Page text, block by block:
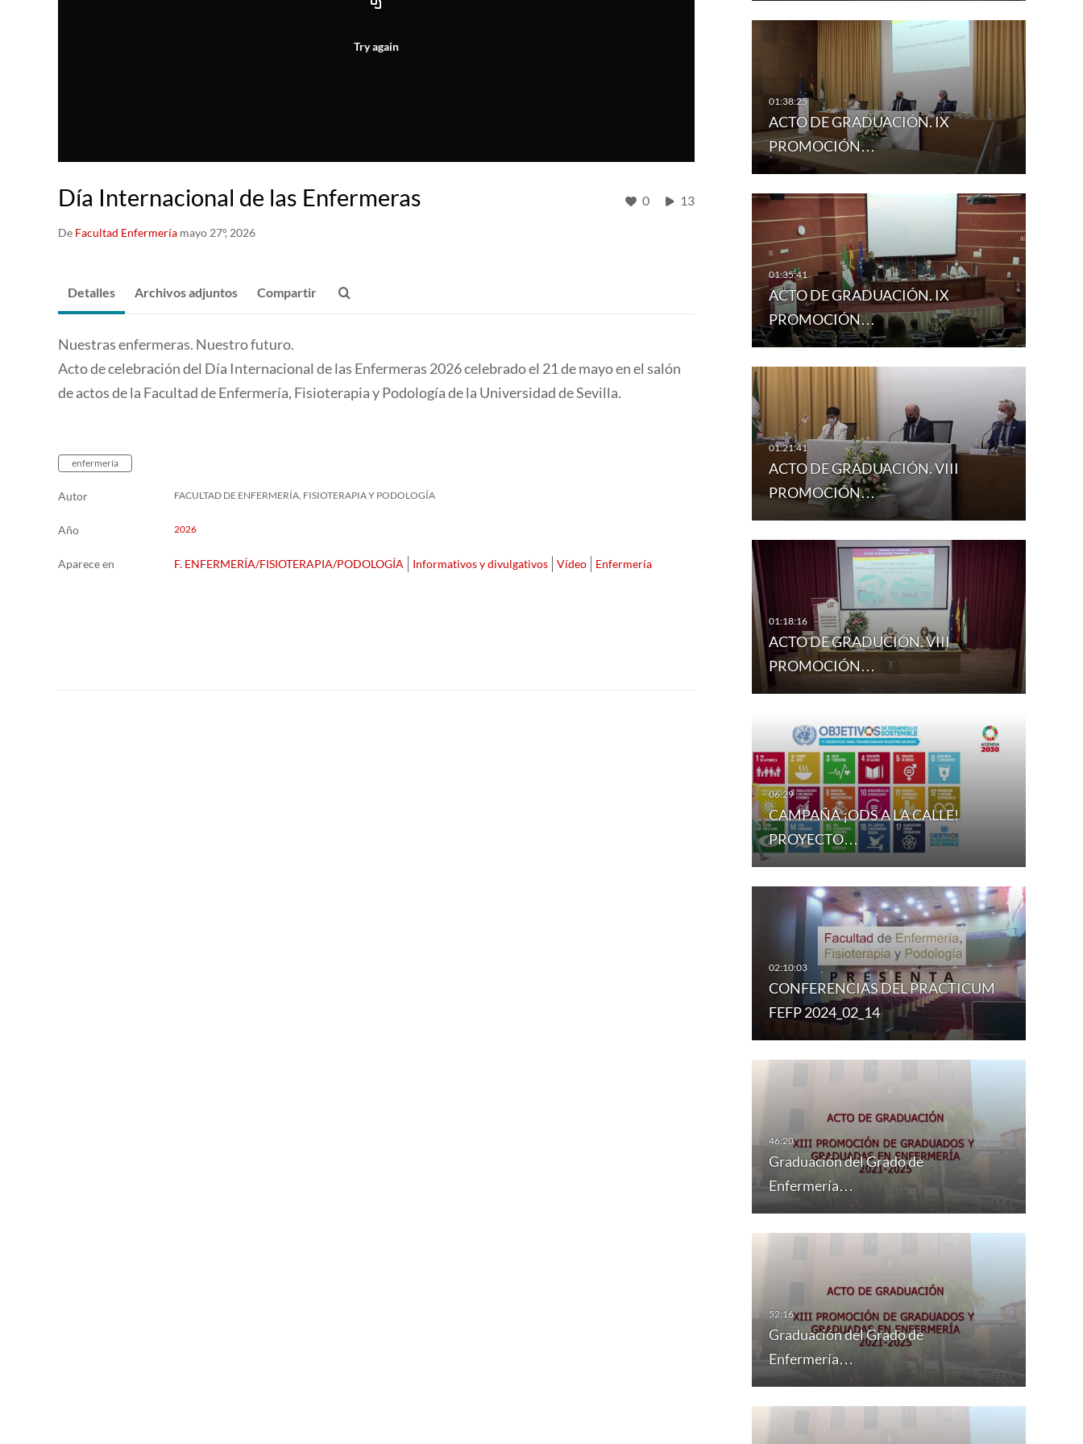
Try again
Día Internacional de las Enfermeras
De Facultad Enfermería mayo 27º, 2026
0 13
ACTO DE GRADUACIÓN. IX
PROMOCIÓN…
ACTO DE GRADUACIÓN. IX
PROMOCIÓN…
ACTO DE GRADUACIÓN. VIII
PROMOCIÓN…
ACTO DE GRADUCIÓN. VIII
PROMOCIÓN…
CAMPAÑA ¡ODS A LA CALLE!
PROYECTO…
CONFERENCIAS DEL PRACTICUM
FEFP 2024_02_14
Graduación del Grado de
Enfermería…
Graduación del Grado de
Enfermería…
Detalles Archivos adjuntos Compartir
Nuestras enfermeras. Nuestro futuro.
Acto de celebración del Día Internacional de las Enfermeras 2026 celebrado el 21 de mayo en el salón
de actos de la Facultad de Enfermería, Fisioterapia y Podología de la Universidad de Sevilla.
enfermería
Autor FACULTAD DE ENFERMERÍA, FISIOTERAPIA Y PODOLOGÍA
Año 2026
Aparece en F. ENFERMERÍA/FISIOTERAPIA/PODOLOGÍA Informativos y divulgativos Vídeo Enfermería